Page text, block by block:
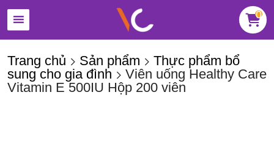
0
Trang chủ Sản phẩm
Thực phẩm bổ
sung cho gia đình
Viên uống Healthy Care
Vitamin E 500IU Hộp 200 viên